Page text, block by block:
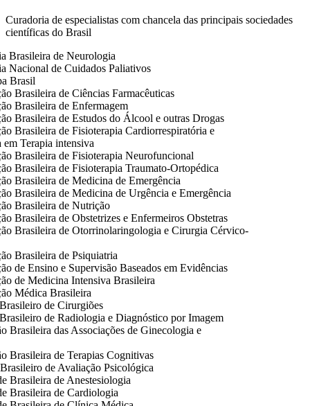
Curadoria de especialistas com chancela das principais sociedades
científicas do Brasil